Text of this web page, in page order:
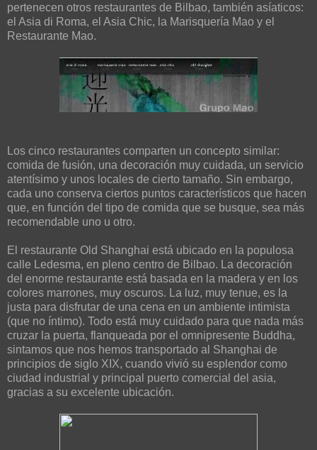
pertenecen otros restaurantes de Bilbao, también asíaticos:
el Asia di Roma, el Asia Chic, la Marisquería Mao y el
Restaurante Mao.
Los cinco restaurantes comparten un concepto similar:
comida de fusión, una decoración muy cuidada, un servicio
atentísimo y unos locales de cierto tamaño. Sin embargo,
cada uno conserva ciertos puntos característicos que hacen
que, en función del tipo de comida que se busque, sea más
recomendable uno u otro.
El restaurante Old Shanghai está ubicado en la populosa
calle Ledesma, en pleno centro de Bilbao. La decoración
del enorme restaurante está basada en la madera y en los
colores marrones, muy oscuros. La luz, muy tenue, es la
justa para disfrutar de una cena en un ambiente intimista
(que no íntimo). Todo está muy cuidado para que nada más
cruzar la puerta, flanqueada por el omnipresente Buddha,
sintamos que nos hemos transportado al Shanghai de
principios de siglo XIX, cuando vivió su esplendor como
ciudad industrial y principal puerto comercial del asia,
gracias a su excelente ubicación.